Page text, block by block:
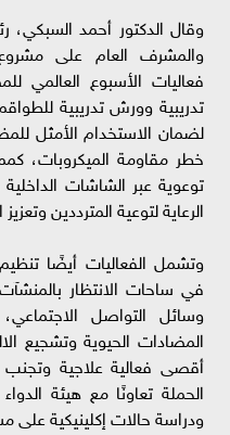
وقال الدكتور أحمد السبكي،
والمشرف العام على
فعاليات الأسبوع العالمي
تدريبية وورش تدريبية
لضمان الاستخدام الأمثل
خطر مقاومة الميكروبات،
توعوية عبر الشاشات
الرعاية لتوعية المترددين
وتشمل الفعاليات أيضًا
في ساحات الانتظار
وسائل التواصل
المضادات الحيوية وتشجيع
أقصى فعالية علاجية
الحملة تعاونًا مع هيئة
ودراسة حالات إكلينيكية على